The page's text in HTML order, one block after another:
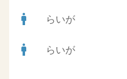
man らいが
man らいが